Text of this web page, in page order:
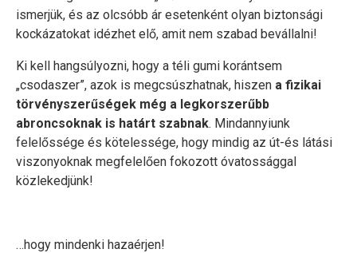
ismerjük, és az olcsóbb ár esetenként olyan biztonsági
kockázatokat idézhet elő, amit nem szabad bevállalni!
Ki kell hangsúlyozni, hogy a téli gumi korántsem
„csodaszer”, azok is megcsúszhatnak, hiszen a fizikai
törvényszerűségek még a legkorszerűbb
abroncsoknak is határt szabnak. Mindannyiunk
felelőssége és kötelessége, hogy mindig az út-és látási
viszonyoknak megfelelően fokozott óvatossággal
közlekedjünk!
…hogy mindenki hazaérjen!